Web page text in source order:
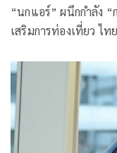
“นกแอร์” ผนึกกำลัง
เสริมการท่องเที่ยว ไ